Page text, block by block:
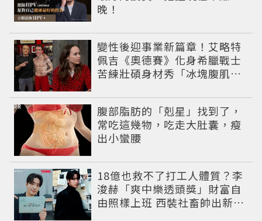
晚！
變性後迎事業新篇章！艾略特
佩吉《奧德賽》化身希臘戰士
苦練壯碩身材秀「冰塊腹肌」
腹部脂肪的「剋星」找到了，
常吃這幾物，吃走大肚囊，瘦
出小蠻腰
PR
18億也救不了打工人體質？李
浚赫「爽中樂透頭獎」財富自
由照樣上班 西裝社畜帥出新高